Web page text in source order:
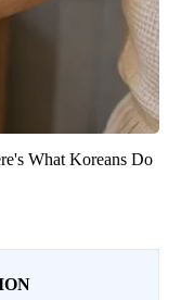
What Koreans Do